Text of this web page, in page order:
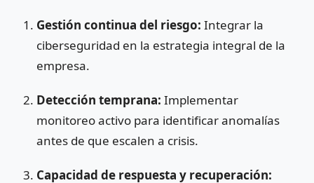
Gestión continua del riesgo: Integrar la
ciberseguridad en la estrategia integral de la
empresa.
Detección temprana: Implementar
monitoreo activo para identificar anomalías
antes de que escalen a crisis.
Capacidad de respuesta y recuperación: